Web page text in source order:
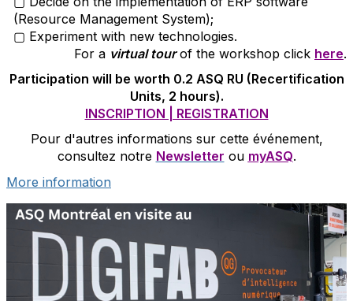
(Resource Management System);
▢ Experiment with new technologies.
For a virtual tourof the workshop click here.
Participation will be worth 0.2 ASQ RU (Recertification
Units, 2 hours).
INSCRIPTION | REGISTRATION
Pour d'autres informations sur cette événement,
consultez notre Newsletter ou myASQ.
More information